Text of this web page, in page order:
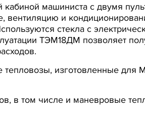
машиниста с двумя
и
стекла с
ТЭМ18ДМ позволяет
изготовленные для
в том числе и маневровые